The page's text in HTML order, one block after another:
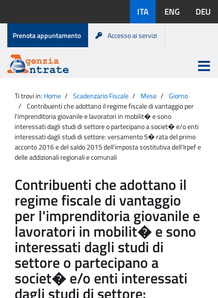
contenuto
disponibili:
ITA ENG DEU
Menu
di
servizio
Prenota appuntamento Accesso ai servizi
Agenzia
Entrate
Apri
menu
principale
Ti trovi in: Home Scadenzario Fiscale Mese
Giorno
Contribuenti che adottano il regime fiscale di vantaggio per
l'imprenditoria giovanile e lavoratori in mobilit� e sono
interessati dagli studi di settore o partecipano a societ� e/o enti
interessati dagli studi di settore: versamento 5� rata del primo
acconto 2016 e del saldo 2015 dell'imposta sostitutiva dell'Irpef e
delle addizionali regionali e comunali
Contribuenti che adottano il
regime fiscale di vantaggio
per l'imprenditoria giovanile e
lavoratori in mobilit� e sono
interessati dagli studi di
settore o partecipano a
societ� e/o enti interessati
dagli studi di settore: